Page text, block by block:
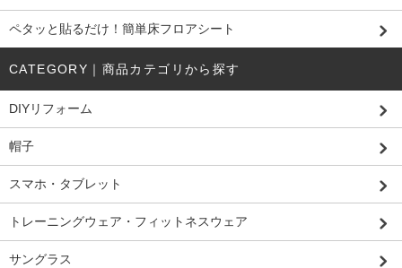
ペタッと貼るだけ！簡単床フロアシート
CATEGORY｜商品カテゴリから探す
DIYリフォーム
帽子
スマホ・タブレット
トレーニングウェア・フィットネスウェア
サングラス